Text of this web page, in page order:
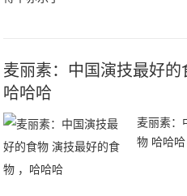
从北京
麦丽素：中国演技最好的
哈哈哈
麦丽素：
物 哈哈哈